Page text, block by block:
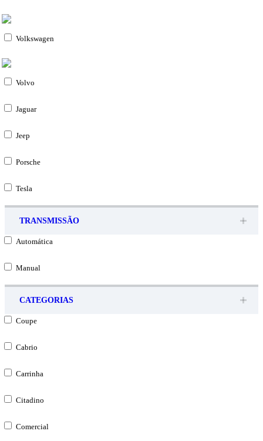
Volkswagen
Volvo
Jaguar
Jeep
Porsche
Tesla
TRANSMISSÃO
Automática
Manual
CATEGORIAS
Coupe
Cabrio
Carrinha
Citadino
Comercial